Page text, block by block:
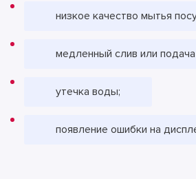
низкое качество мытья
медленный слив или
утечка воды;
появление ошибки на